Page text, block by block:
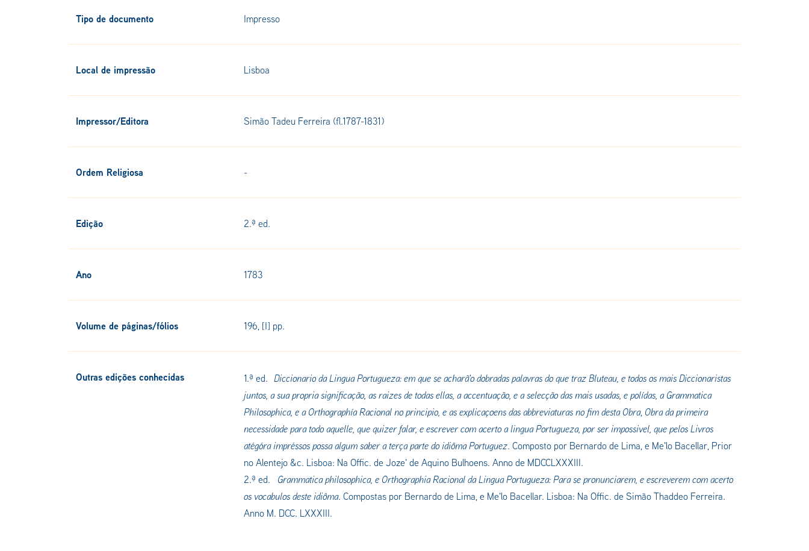
Tipo de documento Impresso
Local de impressão Lisboa
Impressor/Editora Simão Tadeu Ferreira (fl.1787-1831)
Ordem Religiosa -
Edição 2.ª ed.
Ano 1783
Volume de páginas/fólios 196, [I] pp.
Outras edições conhecidas 1.ª ed. Diccionario da Lingua Portugueza: em que se acharã'o dobradas palavras do que traz Bluteau, e todos os mais Diccionaristas
juntos, a sua propria significação, as raizes de todas ellas, a accentuação, e a selecção das mais usadas, e polídas, a Grammatica
Philosophica, e a Orthographía Racional no principio, e as explicaçoens das abbreviaturas no fim desta Obra, Obra da primeira
necessidade para todo aquelle, que quizer falar, e escrever com acerto a lingua Portugueza, por ser impossivel, que pelos Livros
atégóra impréssos possa algum saber a terça parte do idiôma Portuguez. Composto por Bernardo de Lima, e Me'lo Bacellar, Prior
no Alentejo &c. Lisboa: Na Offic. de Joze' de Aquino Bulhoens. Anno de MDCCLXXXIII.
2.ª ed.
Grammatica philosophica, e Orthographia Racional da Lingua Portugueza: Para se pronunciarem, e escreverem com acerto
os vocabulos deste idiôma. Compostas por Bernardo de Lima, e Me'lo Bacellar. Lisboa: Na Offic. de Simão Thaddeo Ferreira.
Anno M. DCC. LXXXIII.